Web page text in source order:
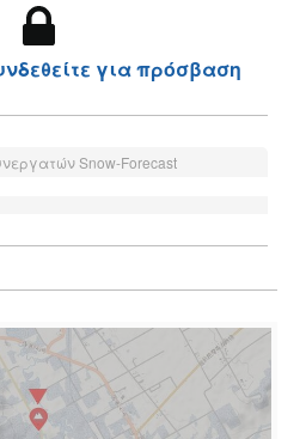
για πρόσβαση
Snow-Forecast